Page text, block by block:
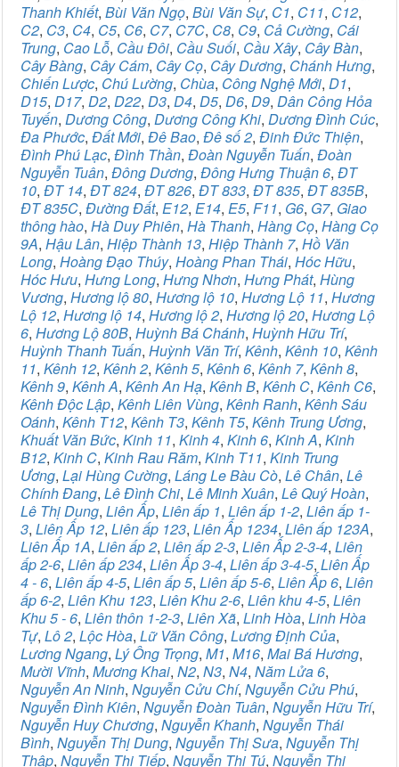
Thanh Khiết, Bùi Văn Ngọ, Bùi Văn Sự, C1, C11, C12,
C2, C3, C4, C5, C6, C7, C7C, C8, C9, Cả Cường, Cái
Trung, Cao Lỗ, Cầu Đôi, Cầu Suối, Cầu Xây, Cây Bàn,
Cây Bàng, Cây Cám, Cây Cọ, Cây Dương, Chánh Hưng,
Chiến Lược, Chú Lường, Chùa, Công Nghệ Mới, D1,
D15, D17, D2, D22, D3, D4, D5, D6, D9, Dân Công Hỏa
Tuyến, Dương Công, Dương Công Khi, Dương Đình Cúc,
Đa Phước, Đất Mới, Đê Bao, Đê số 2, Đinh Đức Thiện,
Đình Phú Lạc, Đình Thần, Đoàn Nguyễn Tuấn, Đoàn
Nguyễn Tuân, Đông Dương, Đông Hưng Thuận 6, ĐT
10, ĐT 14, ĐT 824, ĐT 826, ĐT 833, ĐT 835, ĐT 835B,
ĐT 835C, Đường Đất, E12, E14, E5, F11, G6, G7, Giao
thông hào, Hà Duy Phiên, Hà Thanh, Hàng Cọ, Hàng Cọ
9A, Hậu Lân, Hiệp Thành 13, Hiệp Thành 7, Hồ Văn
Long, Hoàng Đạo Thúy, Hoàng Phan Thái, Hóc Hữu,
Hóc Hưu, Hưng Long, Hưng Nhơn, Hưng Phát, Hùng
Vương, Hương lộ 80, Hương lộ 10, Hương Lộ 11, Hương
Lộ 12, Hương lộ 14, Hương lộ 2, Hương lộ 20, Hương Lộ
6, Hương Lộ 80B, Huỳnh Bá Chánh, Huỳnh Hữu Trí,
Huỳnh Thanh Tuấn, Huỳnh Văn Trí, Kênh, Kênh 10, Kênh
11, Kênh 12, Kênh 2, Kênh 5, Kênh 6, Kênh 7, Kênh 8,
Kênh 9, Kênh A, Kênh An Hạ, Kênh B, Kênh C, Kênh C6,
Kênh Độc Lập, Kênh Liên Vùng, Kênh Ranh, Kênh Sáu
Oánh, Kênh T12, Kênh T3, Kênh T5, Kênh Trung Ương,
Khuất Văn Bức, Kinh 11, Kinh 4, Kinh 6, Kinh A, Kinh
B12, Kinh C, Kinh Rau Răm, Kinh T11, Kinh Trung
Ương, Lại Hùng Cường, Láng Le Bàu Cò, Lê Chân, Lê
Chính Đang, Lê Đình Chi, Lê Minh Xuân, Lê Quý Hoàn,
Lê Thị Dung, Liên Ấp, Liên ấp 1, Liên ấp 1-2, Liên ấp 1-
3, Liên Ấp 12, Liên ấp 123, Liên Ấp 1234, Liên ấp 123A,
Liên Ấp 1A, Liên ấp 2, Liên ấp 2-3, Liên Ấp 2-3-4, Liên
ấp 2-6, Liên ấp 234, Liên Ấp 3-4, Liên ấp 3-4-5, Liên Ấp
4 - 6, Liên ấp 4-5, Liên ấp 5, Liên ấp 5-6, Liên Ấp 6, Liên
ấp 6-2, Liên Khu 123, Liên Khu 2-6, Liên khu 4-5, Liên
Khu 5 - 6, Liên thôn 1-2-3, Liên Xã, Linh Hòa, Linh Hòa
Tự, Lô 2, Lộc Hòa, Lữ Văn Công, Lương Định Của,
Lương Ngang, Lý Ông Trọng, M1, M16, Mai Bá Hương,
Mười Vĩnh, Mương Khai, N2, N3, N4, Năm Lửa 6,
Nguyễn An Ninh, Nguyễn Cửu Chí, Nguyễn Cửu Phú,
Nguyễn Đình Kiên, Nguyễn Đoàn Tuân, Nguyễn Hữu Trí,
Nguyễn Huy Chương, Nguyễn Khanh, Nguyễn Thái
Bình, Nguyễn Thị Dung, Nguyễn Thị Sưa, Nguyễn Thị
Thập, Nguyễn Thị Tiếp, Nguyễn Thị Tú, Nguyễn Thị